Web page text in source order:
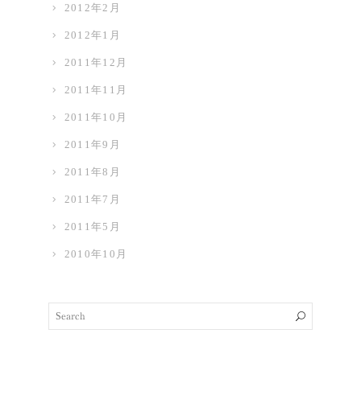
2012年2月
2012年1月
2011年12月
2011年11月
2011年10月
2011年9月
2011年8月
2011年7月
2011年5月
2010年10月